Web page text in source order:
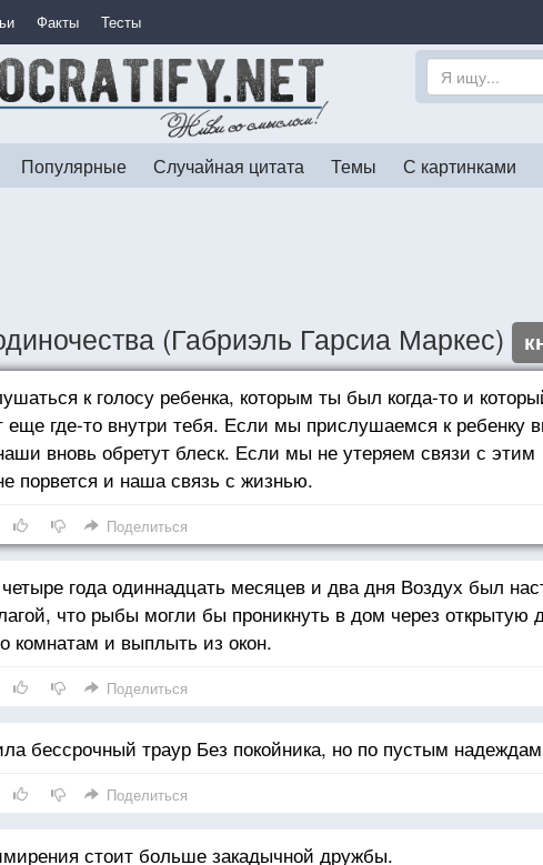
Факты Тесты
Популярные Случайная цитата Темы С картинками
(Габриэль Гарсиа Маркес)
к голосу ребенка, которым ты был когда-то и
еще где-то внутри тебя. Если мы прислушаемся к ребенку
вновь обретут блеск. Если мы не утеряем связи с этим
порвется и наша связь с жизнью.
Поделиться
года одиннадцать месяцев и два дня Воздух был
что рыбы могли бы проникнуть в дом через открытую
комнатам и выплыть из окон.
Поделиться
бессрочный траур Без покойника, но по пустым
Поделиться
стоит больше закадычной дружбы.